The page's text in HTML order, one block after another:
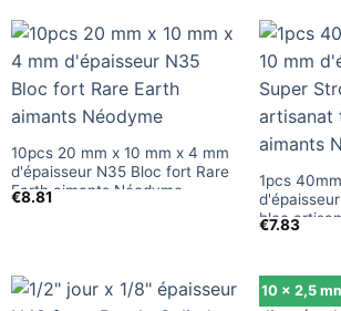
Lowes
10pcs 20 mm x 10 mm x 4 mm
d'épaisseur N35 Bloc fort Rare
Earth aimants Néodyme
€8.81
1pcs
bloc
aimants
€7.83
10 x 2,5